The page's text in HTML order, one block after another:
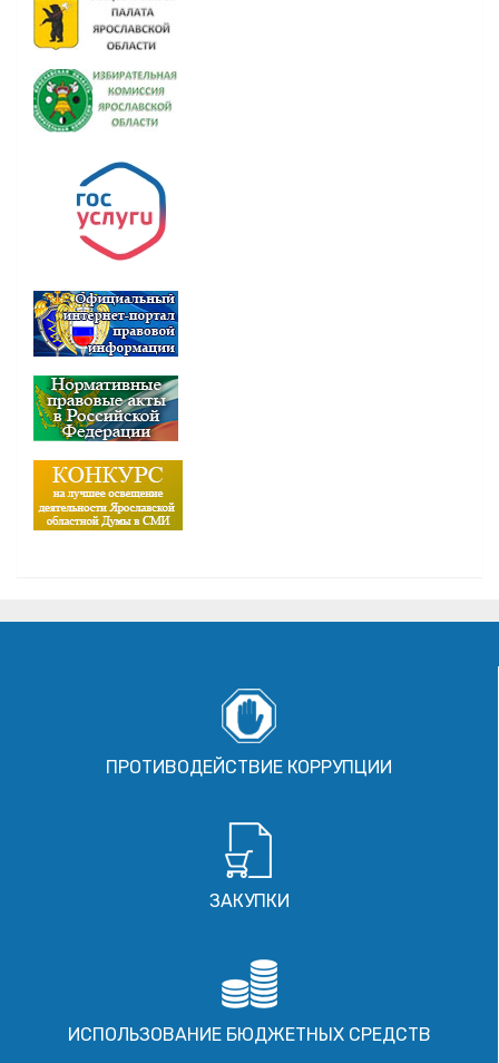
ПРОТИВОДЕЙСТВИЕ КОРРУПЦИИ
ЗАКУПКИ
ИСПОЛЬЗОВАНИЕ БЮДЖЕТНЫХ СРЕДСТВ